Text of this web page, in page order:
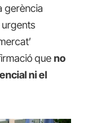
gerència
queno
ni el